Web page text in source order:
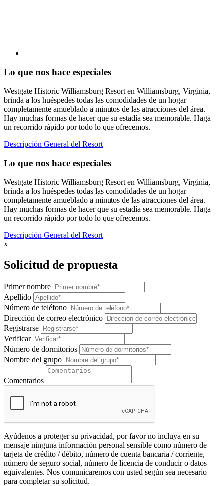
Lo que nos hace especiales
Westgate Historic Williamsburg Resort en Williamsburg, Virginia,
brinda a los huéspedes todas las comodidades de un hogar
completamente amueblado a minutos de las atracciones del área.
Hay muchas formas de hacer que su estadía sea memorable. Haga
un recorrido rápido por todo lo que ofrecemos.
Descripción General del Resort
Lo que nos hace especiales
Westgate Historic Williamsburg Resort en Williamsburg, Virginia,
brinda a los huéspedes todas las comodidades de un hogar
completamente amueblado a minutos de las atracciones del área.
Hay muchas formas de hacer que su estadía sea memorable. Haga
un recorrido rápido por todo lo que ofrecemos.
Descripción General del Resort
x
Solicitud de propuesta
Primer nombre
Apellido
Número de teléfono
Dirección de correo electrónico
Registrarse
Verificar
Número de dormitorios
Nombre del grupo
Comentarios
Ayúdenos a proteger su privacidad, por favor no incluya en su
mensaje ninguna información personal sensible como número de
tarjeta de crédito / débito, número de cuenta bancaria / corriente,
número de seguro social, número de licencia de conducir o datos
equivalentes. Nos comunicaremos con usted según sea necesario
para completar su solicitud.